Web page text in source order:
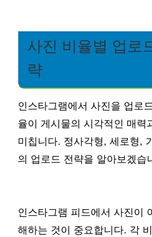
사진 비율별 업로
략
인스타그램에서 사진을 업로
율이 게시물의 시각적인 매력
미칩니다. 정사각형, 세로형,
의 업로드 전략을 알아보겠습
인스타그램 피드에서 사진이
해하는 것이 중요합니다. 각